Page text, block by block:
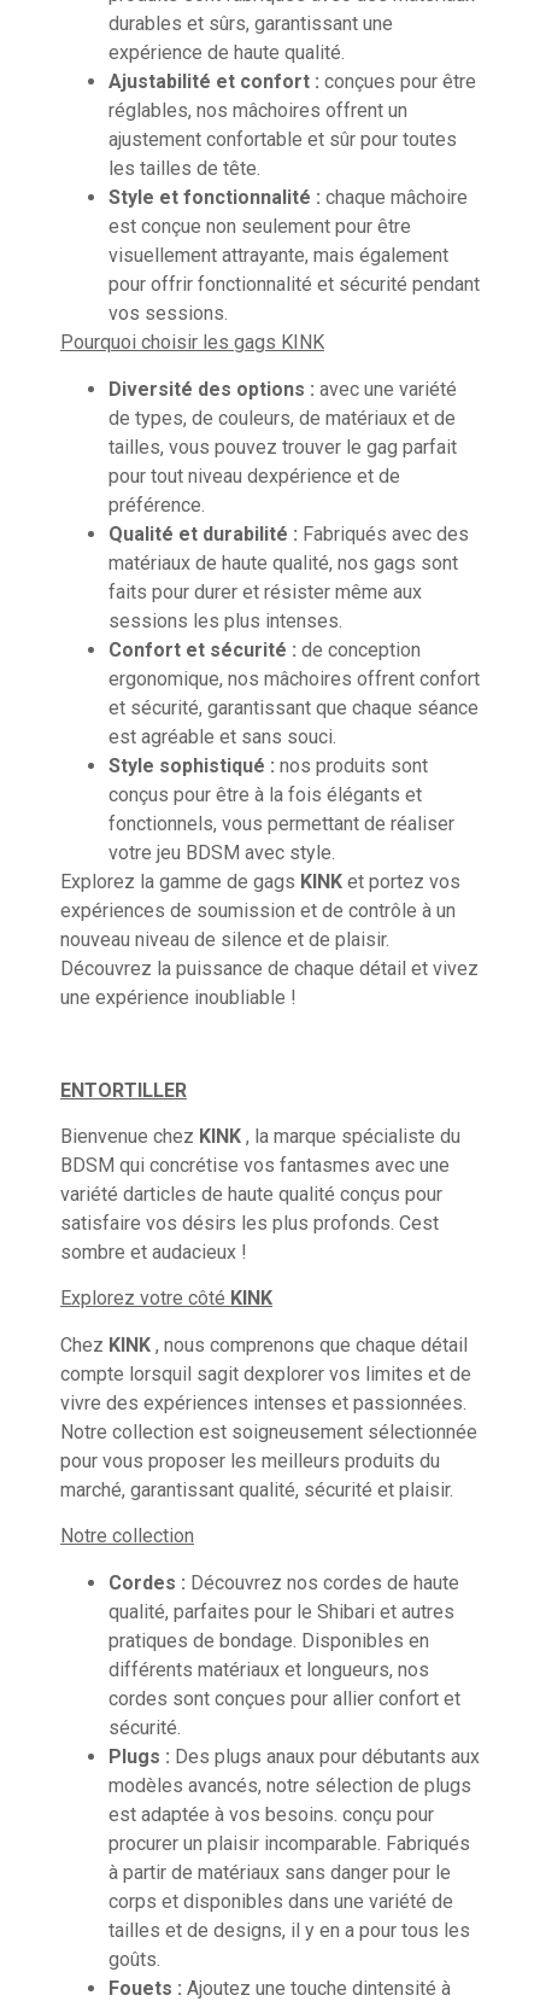
durables et sûrs, garantissant une
expérience de haute qualité.
Ajustabilité et confort : conçues pour être
réglables, nos mâchoires offrent un
ajustement confortable et sûr pour toutes
les tailles de tête.
Style et fonctionnalité : chaque mâchoire
est conçue non seulement pour être
visuellement attrayante, mais également
pour offrir fonctionnalité et sécurité pendant
vos sessions.
Pourquoi choisir les gags KINK
Diversité des options : avec une variété
de types, de couleurs, de matériaux et de
tailles, vous pouvez trouver le gag parfait
pour tout niveau dexpérience et de
préférence.
Qualité et durabilité : Fabriqués avec des
matériaux de haute qualité, nos gags sont
faits pour durer et résister même aux
sessions les plus intenses.
Confort et sécurité : de conception
ergonomique, nos mâchoires offrent confort
et sécurité, garantissant que chaque séance
est agréable et sans souci.
Style sophistiqué : nos produits sont
conçus pour être à la fois élégants et
fonctionnels, vous permettant de réaliser
votre jeu BDSM avec style.
Explorez la gamme de gags KINK et portez vos
expériences de soumission et de contrôle à un
nouveau niveau de silence et de plaisir.
Découvrez la puissance de chaque détail et vivez
une expérience inoubliable !
ENTORTILLER
Bienvenue chez KINK , la marque spécialiste du
BDSM qui concrétise vos fantasmes avec une
variété darticles de haute qualité conçus pour
satisfaire vos désirs les plus profonds. Cest
sombre et audacieux !
Explorez votre côté KINK
Chez KINK , nous comprenons que chaque détail
compte lorsquil sagit dexplorer vos limites et de
vivre des expériences intenses et passionnées.
Notre collection est soigneusement sélectionnée
pour vous proposer les meilleurs produits du
marché, garantissant qualité, sécurité et plaisir.
Notre collection
Cordes : Découvrez nos cordes de haute
qualité, parfaites pour le Shibari et autres
pratiques de bondage. Disponibles en
différents matériaux et longueurs, nos
cordes sont conçues pour allier confort et
sécurité.
Plugs : Des plugs anaux pour débutants aux
modèles avancés, notre sélection de plugs
est adaptée à vos besoins. conçu pour
procurer un plaisir incomparable. Fabriqués
à partir de matériaux sans danger pour le
corps et disponibles dans une variété de
tailles et de designs, il y en a pour tous les
goûts.
Fouets : Ajoutez une touche dintensité à